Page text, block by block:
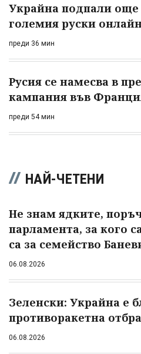
Украйна подпали
големия руски
преди 36 мин
Русия се намесва в
кампания във
преди 54 мин
НАЙ-ЧЕТЕНИ
Не знам ядките,
парламента, за кого
са за семейство
06.08.2026
Зеленски: Украйна е
противоракетна
06.08.2026